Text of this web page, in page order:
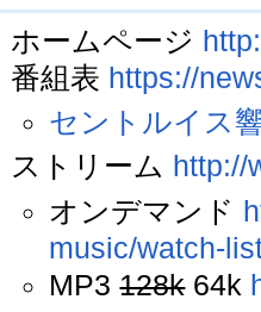
ホームページ
番組表 https://
セントルイス
ストリーム http://
オンデマンド
music/watch-
MP3128k64k